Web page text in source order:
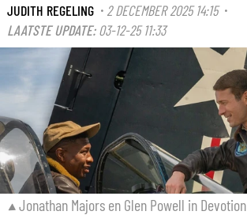
JUDITH REGELING · 2 DECEMBER 2025 14:15·
LAATSTE UPDATE: 03-12-25 11:33
Jonathan Majors en Glen Powell in Devotion